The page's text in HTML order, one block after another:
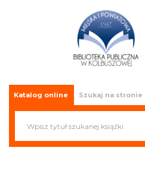
Miejska i
Publiczna w
Katalog online Szukaj na stronie